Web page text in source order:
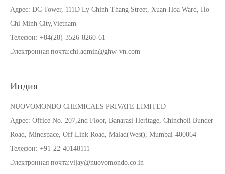
Адрес: DC Tower, 111D Ly Chinh Thang Street, Xuan Hoa Ward, Ho
Chi Minh City,Vietnam
Телефон: +84(28)-3526-8260-61
Электронная почта:chi.admin@ghw-vn.com
Индия
NUOVOMONDO CHEMICALS PRIVATE LIMITED
Адрес: Office No. 207,2nd Floor, Banarasi Heritage, Chincholi Bunder
Road, Mindspace, Off Link Road, Malad(West), Mumbai-400064
Телефон: +91-22-40148111
Электронная почта:vijay@nuovomondo.co.in